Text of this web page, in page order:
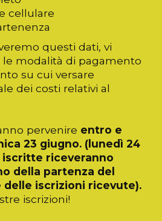
cellulare
questi dati, vi
modalità di pagamento
su cui versare
dei costi relativi al
pervenire entro e
23 giugno. (lunedì 24
iscritte riceveranno
della partenza del
delle iscrizioni ricevute).
iscrizioni!